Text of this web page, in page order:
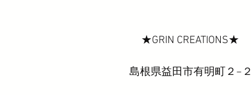
★GRIN CREATIONS★
島根県益田市有明町２−２